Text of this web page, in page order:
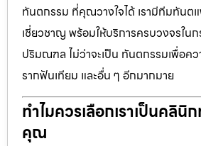
ทันตกรรม ที่คุณวางใจได้ เรามีทีมทันต
เชี่ยวชาญ พร้อมให้บริการครบวงจรในก
ปริมณฑล ไม่ว่าจะเป็น ทันตกรรมเพื่อค
รากฟันเทียม และอื่น ๆ อีกมากมาย
ทำไมควรเลือกเราเป็นคลิ
คุณ